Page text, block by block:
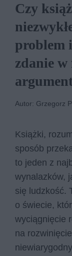
Czy
problem
zdanie
Autor: Grzegorz
Książki,
sposób
to jeden z
wynalazków,
się ludzkość.
o świecie,
wyciągnięcie
na